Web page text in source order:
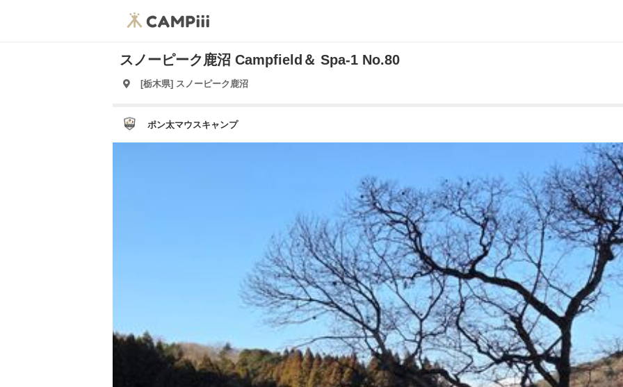
スノーピーク鹿沼 Campfield＆ Spa-1 No.80
[栃木県] スノーピーク鹿沼
ポン太マウスキャンプ